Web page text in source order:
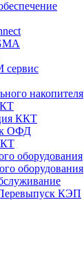
накопителя
ККТ
к ОФД
оборудования
оборудования
КЭП